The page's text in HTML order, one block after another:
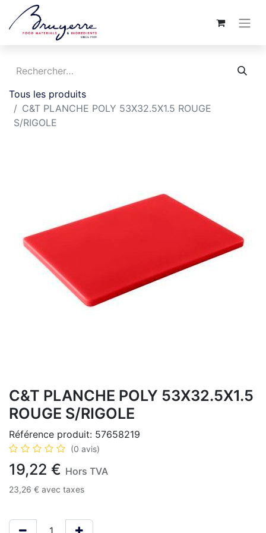
Tous les produits
C&T PLANCHE POLY 53X32.5X1.5 ROUGE
S/RIGOLE
C&T PLANCHE POLY 53X32.5X1.5
ROUGE S/RIGOLE
Référence produit: 57658219
(0 avis)
19,22 € Hors TVA
23,26 € avec taxes